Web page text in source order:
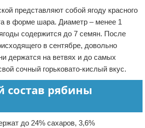
представляют собой ягоду красного
в форме шара. Диаметр – менее 1
содержится до 7 семян. После
в сентябре, довольно
держатся на ветвях и до самых
сочный горьковато-кислый вкус.
состав рябины
до 24% сахаров, 3,6%